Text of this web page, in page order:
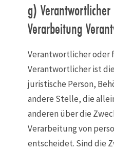
g)
Verarbeitung
Verantwortlicher oder
Verantwortlicher ist
juristische Person,
andere Stelle, die
anderen über die
Verarbeitung von
entscheidet. Sind die